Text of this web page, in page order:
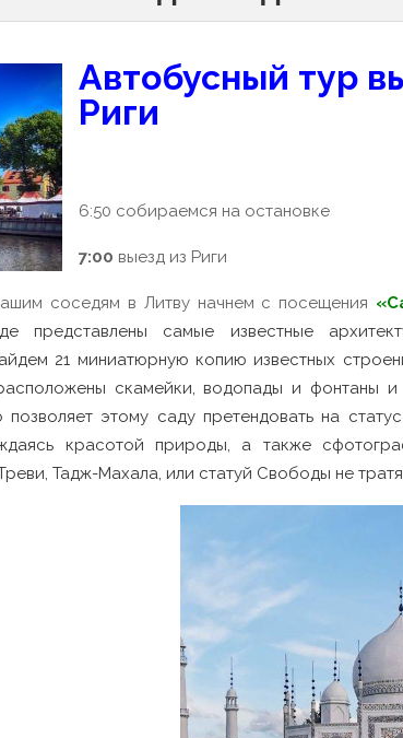
Автобусный тур
Риги
6:50 собираемся на остановке
7:00 выезд из Риги
соседям в Литву начнем с посещения
представлены самые известные
21 миниатюрную копию известных
скамейки, водопады и фонтаны
позволяет этому саду претендовать на
красотой природы, а также
Тадж-Махала, или статуй Свободы не